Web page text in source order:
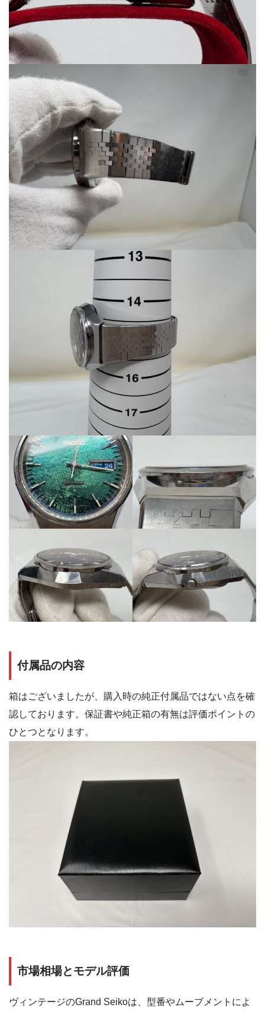
付属品の内容
箱はございましたが、購入時の純正付属品ではない点を確
認しております。保証書や純正箱の有無は評価ポイントの
ひとつとなります。
市場相場とモデル評価
ヴィンテージのGrand Seikoは、型番やムーブメントによ